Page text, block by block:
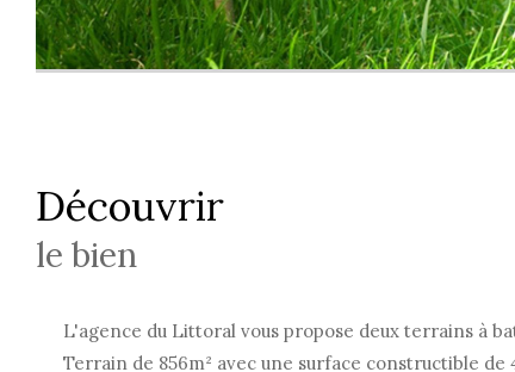
découvrir
le bien
L'agence du Littoral vous propose deux terrains à
Terrain de 856m² avec une surface constructible de